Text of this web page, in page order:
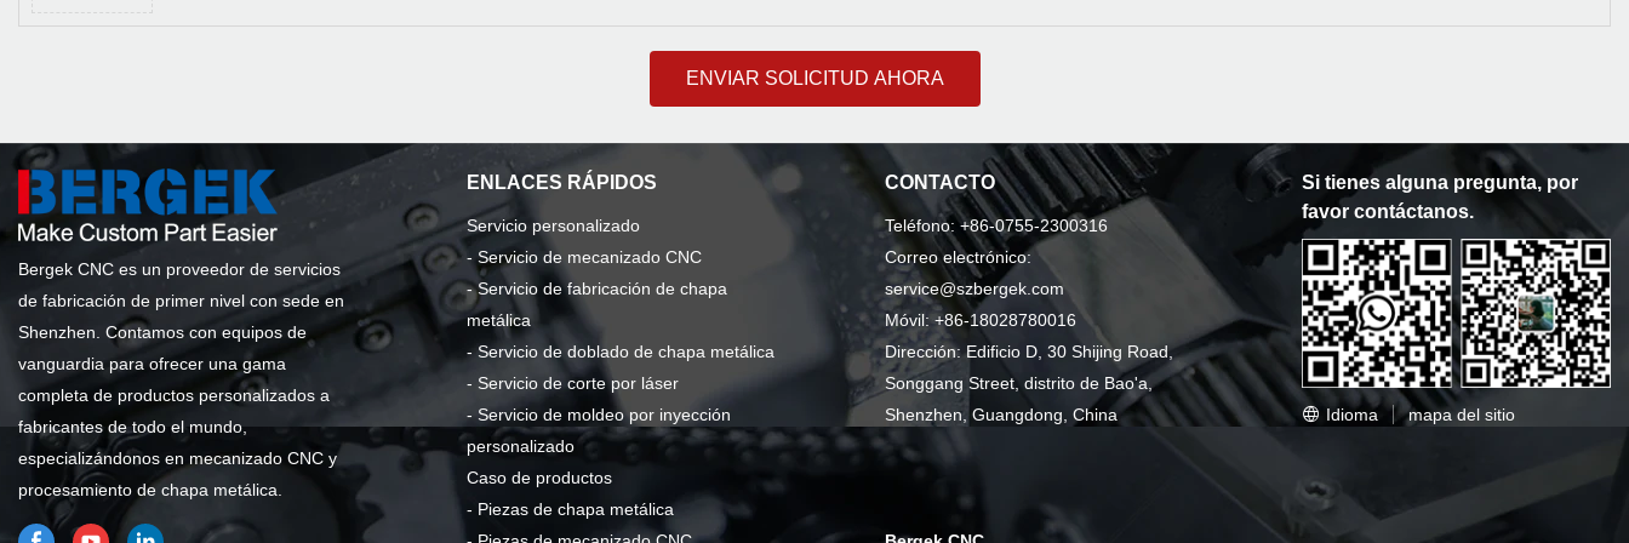
ENVIAR SOLICITUD AHORA
Bergek CNC es un proveedor de servicios
de fabricación de primer nivel con sede en
Shenzhen. Contamos con equipos de
vanguardia para ofrecer una gama
completa de productos personalizados a
fabricantes de todo el mundo,
especializándonos en mecanizado CNC y
procesamiento de chapa metálica.
ENLACES RÁPIDOS
Servicio personalizado
- Servicio de mecanizado CNC
-Servicio de fabricación de chapa
metálica
- Servicio de doblado de chapa metálica
- Servicio de corte por láser
- Servicio de moldeo por inyección
personalizado
Caso de productos
- Piezas de chapa metálica
CONTACTO
Teléfono: +86-0755-2300316
Correo electrónico:
service@szbergek.com
Móvil: +86-18028780016
Dirección: Edificio D, 30 Shijing Road,
Songgang Street, distrito de Bao'a,
Shenzhen, Guangdong, China
Si tienes alguna pregunta, por
favor contáctanos.
Idioma mapa del sitio